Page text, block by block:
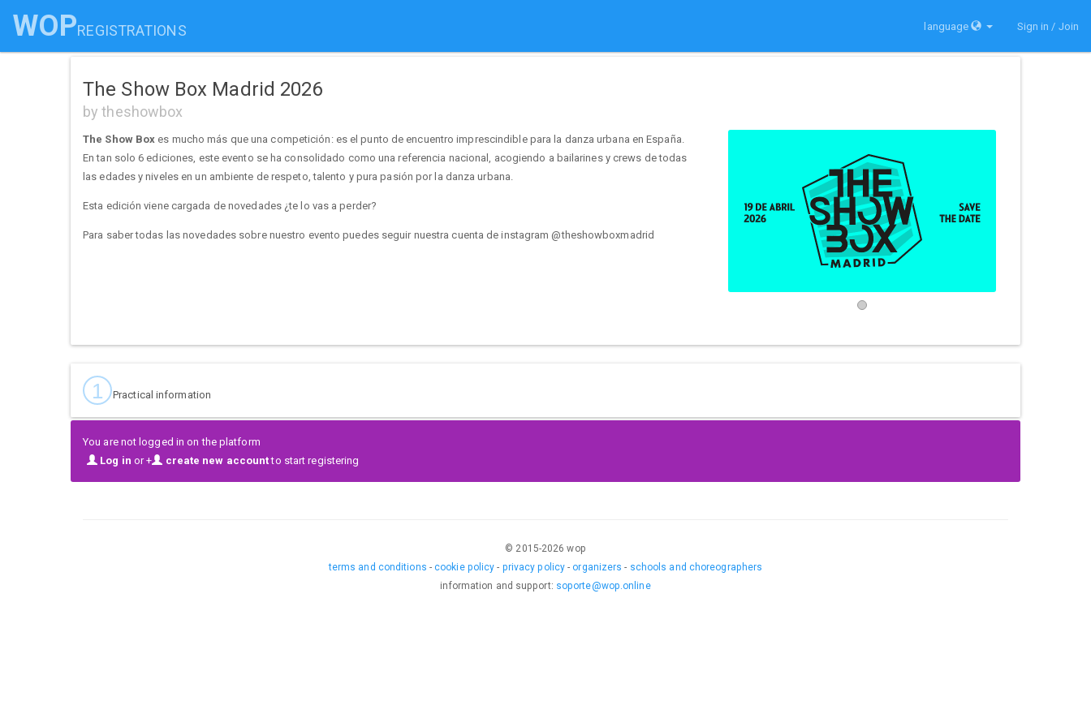
WOPREGISTRATIONS language Sign in / Join
The Show Box Madrid 2026
by theshowbox
The Show Box es mucho más que una competición: es el punto de encuentro imprescindible para la danza urbana en España.
En tan solo 6 ediciones, este evento se ha consolidado como una referencia nacional, acogiendo a bailarines y crews de todas
las edades y niveles en un ambiente de respeto, talento y pura pasión por la danza urbana.
Esta edición viene cargada de novedades ¿te lo vas a perder?
Para saber todas las novedades sobre nuestro evento puedes seguir nuestra cuenta de instagram @theshowboxmadrid
1 Practical information
You are not logged in on the platform
Log in or + create new accountto start registering
© 2015-2026 wop
terms and conditions -cookie policy - privacy policy - organizers - schools and choreographers
information and support: soporte@wop.online